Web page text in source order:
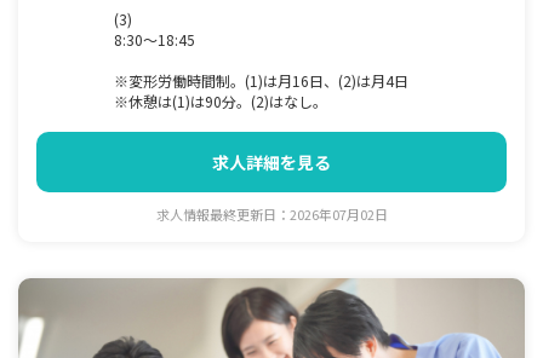
(3)
8:30～18:45
※変形労働時間制。(1)は月16日、(2)は月4日
※休憩は(1)は90分。(2)はなし。
求人詳細を見る
求人情報最終更新日：2026年07月02日